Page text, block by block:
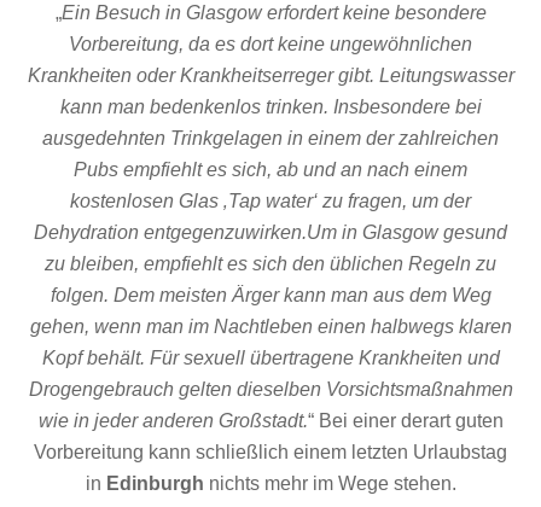
„Ein Besuch in Glasgow erfordert keine besondere
Vorbereitung, da es dort keine ungewöhnlichen
Krankheiten oder Krankheitserreger gibt. Leitungswasser
kann man bedenkenlos trinken. Insbesondere bei
ausgedehnten Trinkgelagen in einem der zahlreichen
Pubs empfiehlt es sich, ab und an nach einem
kostenlosen Glas ‚Tap water‘ zu fragen, um der
Dehydration entgegenzuwirken.Um in Glasgow gesund
zu bleiben, empfiehlt es sich den üblichen Regeln zu
folgen. Dem meisten Ärger kann man aus dem Weg
gehen, wenn man im Nachtleben einen halbwegs klaren
Kopf behält. Für sexuell übertragene Krankheiten und
Drogengebrauch gelten dieselben Vorsichtsmaßnahmen
wie in jeder anderen Großstadt.“ Bei einer derart guten
Vorbereitung kann schließlich einem letzten Urlaubstag
in Edinburgh nichts mehr im Wege stehen.